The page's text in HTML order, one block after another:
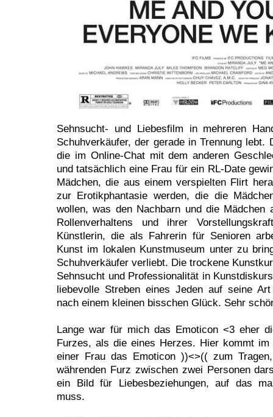
Sehnsucht- und Liebesfilm in mehreren
Schuhverkäufer, der gerade in Trennung lebt.
die im Online-Chat mit dem anderen
und tatsächlich eine Frau für ein RL-Date
Mädchen, die aus einem verspielten Flirt
zur Erotikphantasie werden, die die
wollen, was den Nachbarn und die Mädchen
Rollenverhaltens und ihrer
Künstlerin, die als Fahrerin für Senioren
Kunst im lokalen Kunstmuseum unter zu
Schuhverkäufer verliebt. Die trockene
Sehnsucht und Professionalität in
liebevolle Streben eines Jeden auf seine
nach einem kleinen bisschen Glück. Sehr
Lange war für mich das Emoticon <3 eher
Furzes, als die eines Herzes. Hier kommt
einer Frau das Emoticon ))<>(( zum
währenden Furz zwischen zwei Personen
ein Bild für Liebesbeziehungen, auf das
muss.